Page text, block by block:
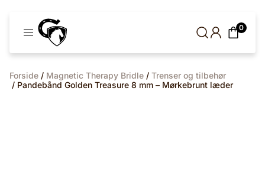
0
Forside / Magnetic Therapy Bridle / Trenser og tilbehør
/ Pandebånd Golden Treasure 8 mm – Mørkebrunt læder